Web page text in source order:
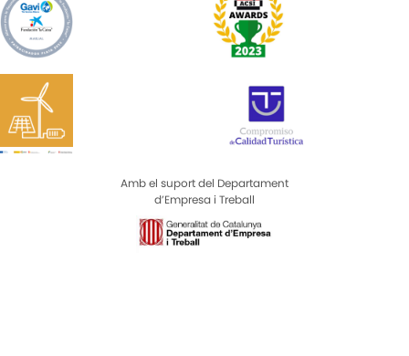
Amb el suport del Departament
d’Empresa i Treball